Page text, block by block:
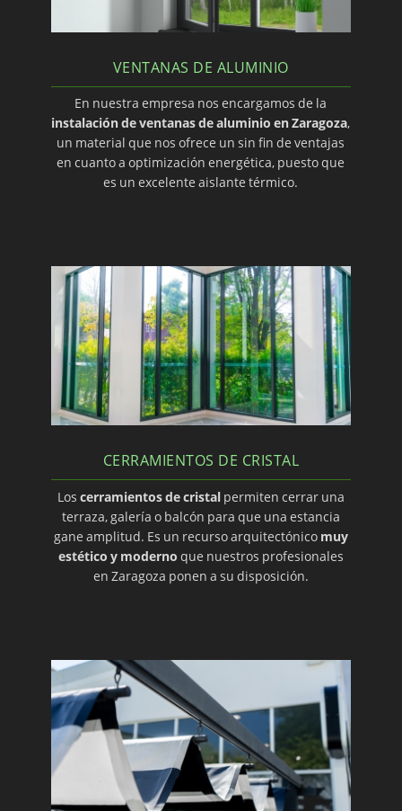
VENTANAS DE ALUMINIO
En nuestra empresa nos encargamos de la
instalación de ventanas de aluminio en Zaragoza,
un material que nos ofrece un sin fin de ventajas
en cuanto a optimización energética, puesto que
es un excelente aislante térmico.
CERRAMIENTOS DE CRISTAL
Los cerramientos de cristalpermiten cerrar una
terraza, galería o balcón para que una estancia
gane amplitud. Es un recurso arquitectónico muy
estético y moderno que nuestros profesionales
en Zaragoza ponen a su disposición.